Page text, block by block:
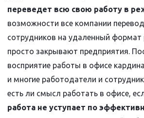
переведет всю свою работу в
возможности все компании
сотрудников на удаленный формат
просто закрывают предприятия.
восприятие работы в офисе
и многие работодатели и
есть ли смысл работать в офисе,
работа не уступает по